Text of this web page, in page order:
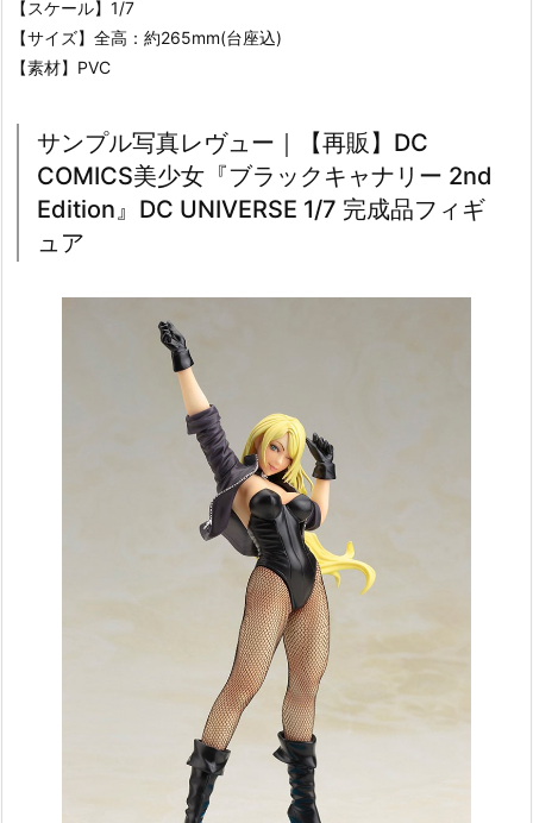
【スケール】1/7
【サイズ】全高：約265mm(台座込)
【素材】PVC
サンプル写真レヴュー｜【再販】DC
COMICS美少女『ブラックキャナリー 2nd
Edition』DC UNIVERSE 1/7 完成品フィギ
ュア